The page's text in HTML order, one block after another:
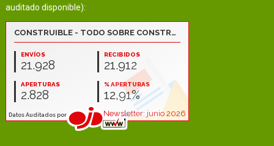
auditado disponible):